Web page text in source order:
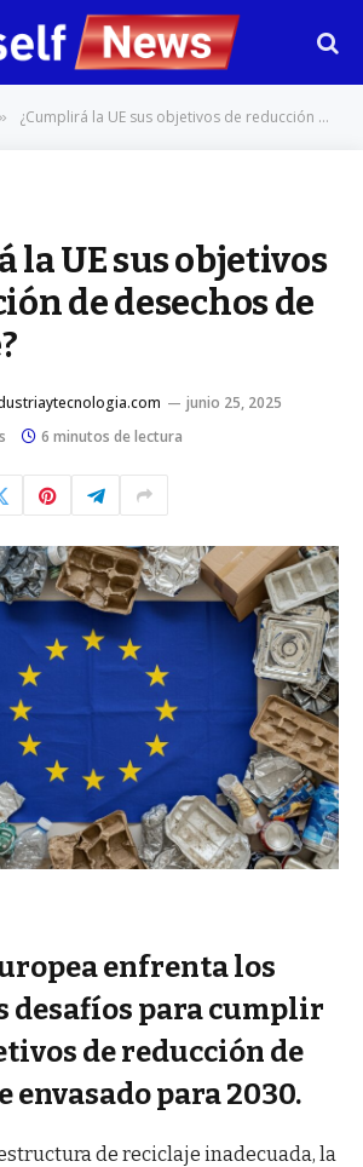
» ¿Cumplirá la UE sus objetivos de reducción de desechos de empaque?
la UE sus objetivos
de desechos de
junio 25, 2025
6 minutos de lectura
enfrenta los
desafíos para cumplir
de reducción de
envasado para 2030.
de reciclaje inadecuada, la